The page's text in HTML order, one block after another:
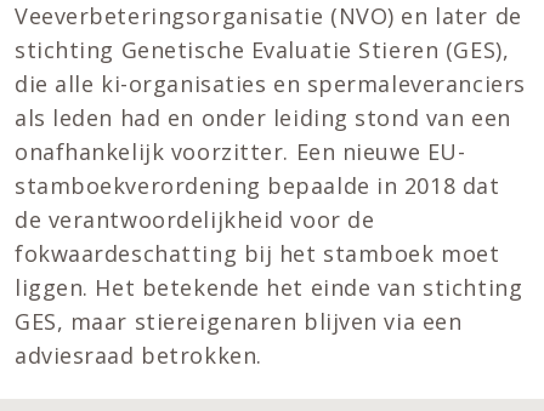
Veeverbeteringsorganisatie (NVO) en later de
stichting Genetische Evaluatie Stieren (GES),
die alle ki-organisaties en spermaleveranciers
als leden had en onder leiding stond van een
onafhankelijk voorzitter. Een nieuwe EU-
stamboekverordening bepaalde in 2018 dat
de verantwoordelijkheid voor de
fokwaardeschatting bij het stamboek moet
liggen. Het betekende het einde van stichting
GES, maar stiereigenaren blijven via een
adviesraad betrokken.